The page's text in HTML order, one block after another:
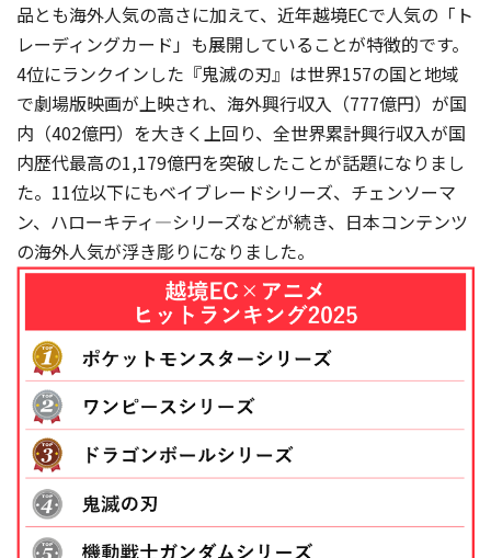
品とも海外人気の高さに加えて、近年越境ECで人気の「ト
レーディングカード」も展開していることが特徴的です。
4位にランクインした『鬼滅の刃』は世界157の国と地域
で劇場版映画が上映され、海外興行収入（777億円）が国
内（402億円）を大きく上回り、全世界累計興行収入が国
内歴代最高の1,179億円を突破したことが話題になりまし
た。11位以下にもベイブレードシリーズ、チェンソーマ
ン、ハローキティ―シリーズなどが続き、日本コンテンツ
の海外人気が浮き彫りになりました。